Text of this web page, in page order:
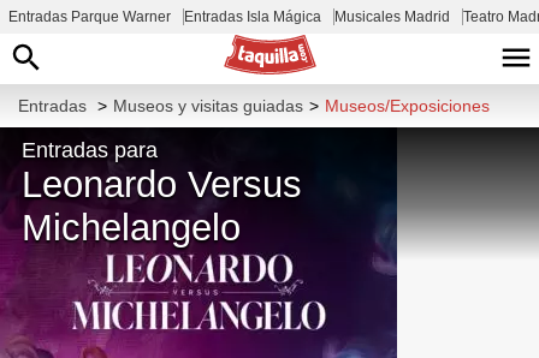
Entradas Parque Warner Entradas Isla Mágica Musicales Madrid Teatro
Entradas > Museos y visitas guiadas > Museos/Exposiciones
Entradas para
Leonardo Versus
Michelangelo